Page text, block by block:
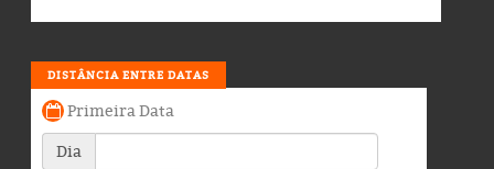
DISTÂNCIA ENTRE DATAS